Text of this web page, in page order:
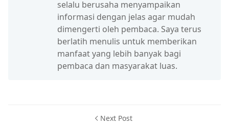
selalu berusaha menyampaikan
informasi dengan jelas agar mudah
dimengerti oleh pembaca. Saya terus
berlatih menulis untuk memberikan
manfaat yang lebih banyak bagi
pembaca dan masyarakat luas.
Next Post